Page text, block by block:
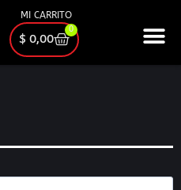
MI CARRITO
$ 0,00
0